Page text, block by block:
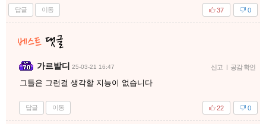
답글 이동 0
37
가르발디 25-03-21 16:47 신고 | 공감 확인
그들은 그런걸 생각할 지능이 없습니다
답글 이동 0
22